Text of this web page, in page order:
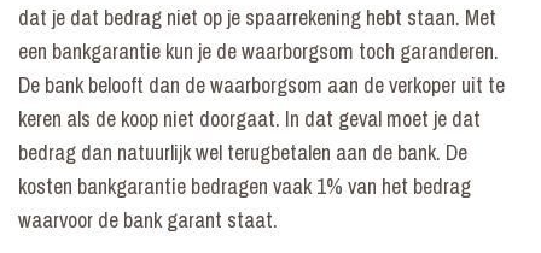
dat je dat bedrag niet op je spaarrekening hebt staan. Met
een bankgarantie kun je de waarborgsom toch garanderen.
De bank belooft dan de waarborgsom aan de verkoper uit te
keren als de koop niet doorgaat. In dat geval moet je dat
bedrag dan natuurlijk wel terugbetalen aan de bank. De
kosten bankgarantie bedragen vaak 1% van het bedrag
waarvoor de bank garant staat.